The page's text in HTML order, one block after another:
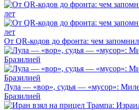
От QR-кодов до фронта: чем
Лула — «вор», судья — «мусор»:
Бразилией